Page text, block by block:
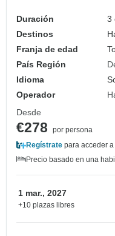
Duración
3
Destinos
Franja de edad
País Región
Idioma
Operador
Desde
€278
por persona
Regístrate para acceder
Precio basado en una
1 mar., 2027
+10 plazas libres